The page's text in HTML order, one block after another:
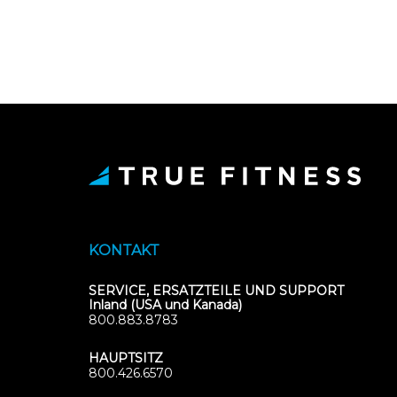
KONTAKT
SERVICE, ERSATZTEILE UND SUPPORT
Inland (USA und Kanada)
800.883.8783
HAUPTSITZ
800.426.6570